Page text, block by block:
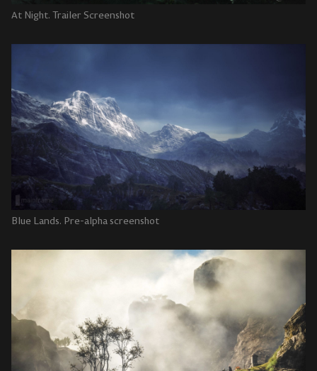
At Night. Trailer Screenshot
Blue Lands. Pre-alpha screenshot